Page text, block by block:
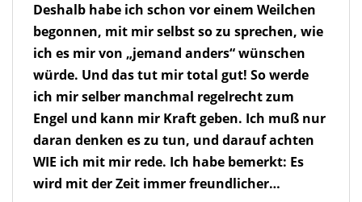
Deshalb habe ich schon vor einem Weilchen
begonnen, mit mir selbst so zu sprechen, wie
ich es mir von „jemand anders“ wünschen
würde. Und das tut mir total gut! So werde
ich mir selber manchmal regelrecht zum
Engel und kann mir Kraft geben. Ich muß nur
daran denken es zu tun, und darauf achten
WIE ich mit mir rede. Ich habe bemerkt: Es
wird mit der Zeit immer freundlicher…